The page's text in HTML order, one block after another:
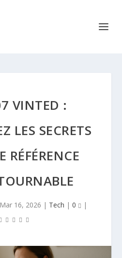
VINTED :
LES SECRETS
RÉFÉRENCE
Mar 16, 2026 | Tech | 0 |